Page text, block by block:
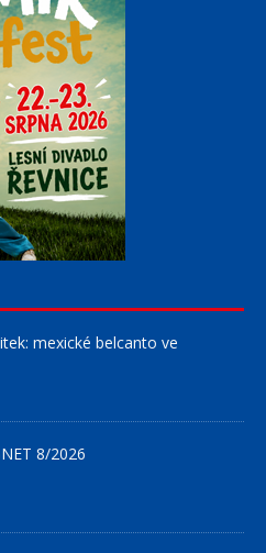
mexické belcanto ve
8/2026